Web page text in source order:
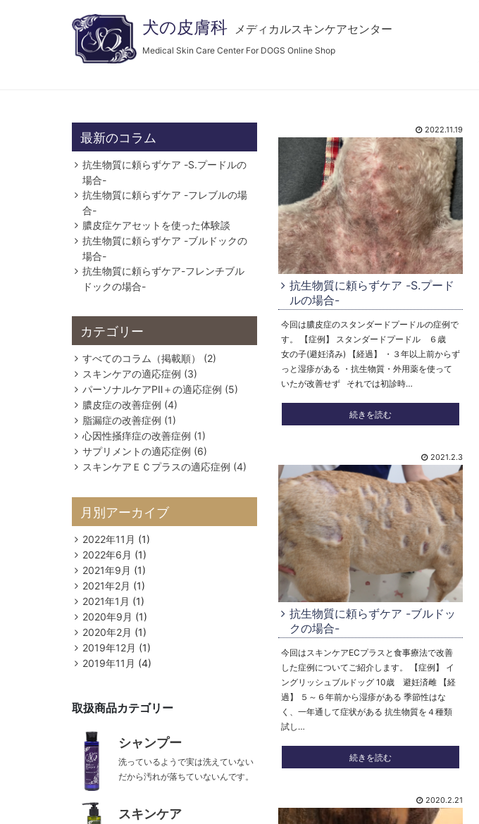
犬の皮膚科 メディカルスキンケアセンター
Medical Skin Care Center For DOGS Online Shop
2022.11.19
抗生物質に頼らずケア -S.プード
ルの場合-
今回は膿皮症のスタンダードプードルの症例で
す。 【症例】 スタンダードプードル ６歳
女の子(避妊済み) 【経過】 ・３年以上前からず
っと湿疹がある ・抗生物質・外用薬を使って
いたが改善せず それでは初診時…
続きを読む
2021.2.3
抗生物質に頼らずケア -ブルドッ
クの場合-
今回はスキンケアECプラスと食事療法で改善
した症例についてご紹介します。 【症例】 イ
ングリッシュブルドッグ 10歳 避妊済雌 【経
過】 ５～６年前から湿疹がある 季節性はな
く、一年通して症状がある 抗生物質を４種類
試し…
続きを読む
2020.2.21
最新のコラム
抗生物質に頼らずケア -S.プードルの
場合-
抗生物質に頼らずケア -フレブルの場
合-
膿皮症ケアセットを使った体験談
抗生物質に頼らずケア -ブルドックの
場合-
抗生物質に頼らずケア-フレンチブル
ドックの場合-
カテゴリー
すべてのコラム（掲載順） (2)
スキンケアの適応症例 (3)
パーソナルケアPⅡ＋の適応症例 (5)
膿皮症の改善症例 (4)
脂漏症の改善症例 (1)
心因性掻痒症の改善症例 (1)
サプリメントの適応症例 (6)
スキンケアＥＣプラスの適応症例 (4)
月別アーカイブ
2022年11月 (1)
2022年6月 (1)
2021年9月 (1)
2021年2月 (1)
2021年1月 (1)
2020年9月 (1)
2020年2月 (1)
2019年12月 (1)
2019年11月 (4)
取扱商品カテゴリー
シャンプー
洗っているようで実は洗えていない
だから汚れが落ちていないんです。
スキンケア